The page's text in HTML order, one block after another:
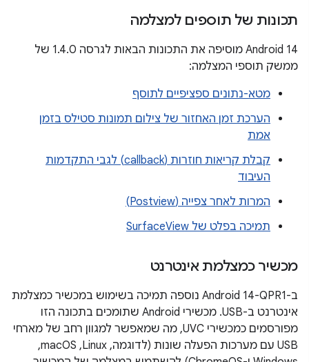
תכונות של תוספים למצלמה
‫Android 14 מוסיפה את התכונות הבאות לגרסה 1.4.0 של
ממשק תוספי המצלמה:
מטא-נתונים ספציפיים לתוסף
הערכת זמן האחזור של צילום תמונות סטילס בזמן
אמת
קבלת קריאות חוזרות (callback) לגבי התקדמות
העיבוד
המרות לאחר צפייה (Postview)
תמיכה בפלט של SurfaceView
מכשיר כמצלמת אינטרנט
ב-Android 14-QPR1 נוספה תמיכה בשימוש במכשיר כמצלמת
אינטרנט ב-USB. מכשירי Android שתומכים בתכונה הזו
מפורסמים כמכשירי UVC, מה שמאפשר למגוון רחב של מארחי
USB עם מערכות הפעלה שונות (לדוגמה, Linux,‏ macOS,‏